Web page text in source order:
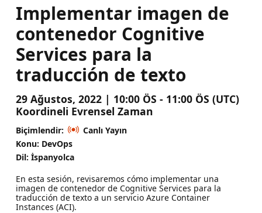
Implementar imagen de
contenedor Cognitive
Services para la
traducción de texto
29 Ağustos, 2022 | 10:00 ÖS - 11:00 ÖS (UTC)
Koordineli Evrensel Zaman
Biçimlendir:
Canlı Yayın
Konu: DevOps
Dil: İspanyolca
En esta sesión, revisaremos cómo implementar una
imagen de contenedor de Cognitive Services para la
traducción de texto a un servicio Azure Container
Instances (ACI).